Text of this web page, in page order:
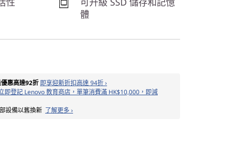
體
惠高達92折 即享迎新折扣高達 94折 ›
即登記 Lenovo 教育商店，單筆消費滿 HK$10,000，即減
設備以舊換新 了解更多 ›